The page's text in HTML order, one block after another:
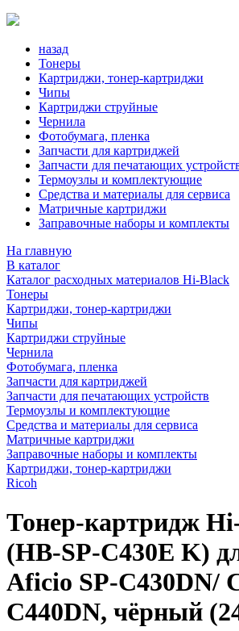
назад
Тонеры
Картриджи, тонер-картриджи
Чипы
Картриджи струйные
Чернила
Фотобумага, пленка
Запчасти для картриджей
Запчасти для печатающих
Термоузлы и комплектующие
Средства и материалы для сервиса
Матричные картриджи
Заправочные наборы и комплекты
На главную
В каталог
Каталог расходных материалов Hi-Black
Тонеры
Картриджи, тонер-картриджи
Чипы
Картриджи струйные
Чернила
Фотобумага, пленка
Запчасти для картриджей
Запчасти для печатающих устройств
Термоузлы и комплектующие
Средства и материалы для сервиса
Матричные картриджи
Заправочные наборы и комплекты
Картриджи, тонер-картриджи
Ricoh
Тонер-картридж
(HB-SP-C430E K)
Aficio SP-C430DN/
C440DN, чёрный